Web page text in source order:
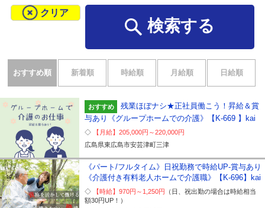
クリア
検索する
おすすめ順 新着順 時給順 月給順 日給順
おすすめ
残業ほぼナシ★正社員働こう！昇給＆賞
与あり《グループホームでの介護》【K-669 】kai
【月給】205,000円～220,000円
広島県東広島市安芸津町三津
《パート/フルタイム》日祝勤務で時給UP-賞与あり
《介護付き有料老人ホームで介護職》【K-696】kai
【時給】970円～ 1,250円
（日、祝出勤の場合は時給相当
額30円UP！）